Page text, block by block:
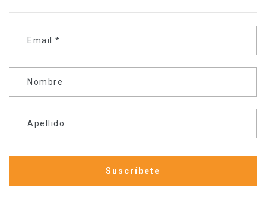
Email *
Nombre
Apellido